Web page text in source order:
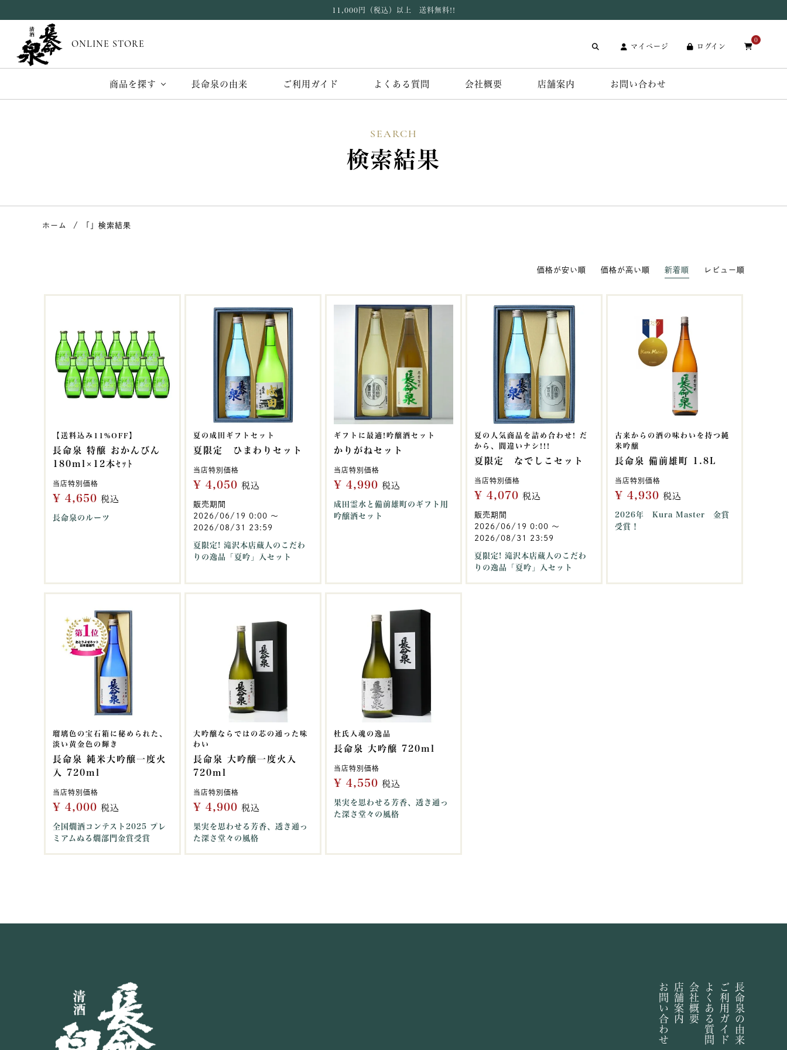
11,000円（税込）以上 送料無料!!
ONLINE STORE マイページ ログイン
0
商品を探す 長命泉の由来 ご利用ガイド よくある質問 会社概要 店舗案内 お問い合わせ
SEARCH
検索結果
ホーム 「」検索結果
価格が安い順 価格が高い順 新着順 レビュー順
【送料込み11%OFF】
長命泉 特醸 おかんびん
180ml×12本ｾｯﾄ
当店特別価格
¥ 4,650 税込
長命泉のルーツ
夏の成田ギフトセット
夏限定 ひまわりセット
当店特別価格
¥ 4,050 税込
販売期間
2026/06/19 0:00 〜
2026/08/31 23:59
夏限定! 滝沢本店蔵人のこだわ
りの逸品「夏吟」入セット
ギフトに最適!吟醸酒セット
かりがねセット
当店特別価格
¥ 4,990 税込
成田霊水と備前雄町のギフト用
吟醸酒セット
夏の人気商品を詰め合わせ! だ
から、間違いナシ!!!
夏限定 なでしこセット
当店特別価格
¥ 4,070 税込
販売期間
2026/06/19 0:00 〜
2026/08/31 23:59
夏限定! 滝沢本店蔵人のこだわ
りの逸品「夏吟」入セット
古来からの酒の味わいを持つ純
米吟醸
長命泉 備前雄町 1.8L
当店特別価格
¥ 4,930 税込
2026年 Kura Master 金賞
受賞！
瑠璃色の宝石箱に秘められた、
淡い黄金色の輝き
長命泉 純米大吟醸一度火
入 720ml
当店特別価格
¥ 4,000 税込
全国燗酒コンテスト2025 プレ
ミアムぬる燗部門金賞受賞
大吟醸ならではの芯の通った味
わい
長命泉 大吟醸一度火入
720ml
当店特別価格
¥ 4,900 税込
果実を思わせる芳香、透き通っ
た深さ堂々の風格
杜氏入魂の逸品
長命泉 大吟醸 720ml
当店特別価格
¥ 4,550 税込
果実を思わせる芳香、透き通っ
た深さ堂々の風格
長命泉の由来
ご利用ガイド
よくある質問
会社概要
店舗案内
お問い合わせ